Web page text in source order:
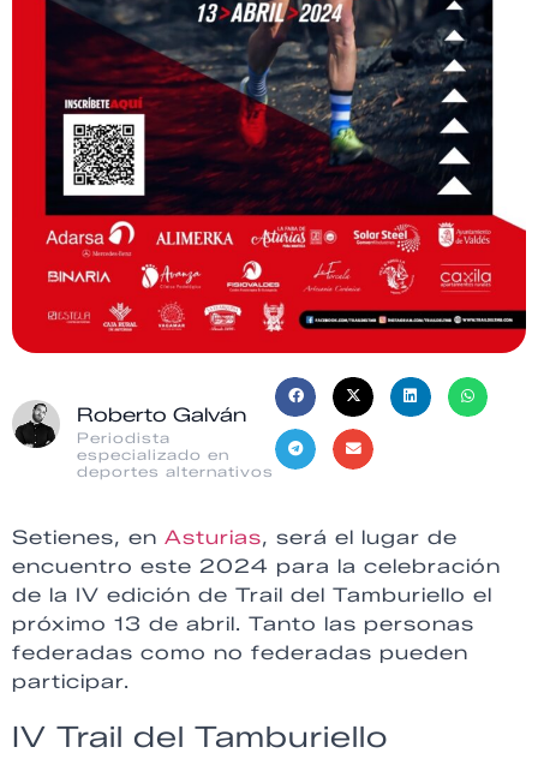
Roberto Galván
Periodista
especializado en
deportes alternativos
Setienes, en Asturias, será el lugar de
encuentro este 2024 para la celebración
de la IV edición de Trail del Tamburiello el
próximo 13 de abril. Tanto las personas
federadas como no federadas pueden
participar.
IV Trail del Tamburiello